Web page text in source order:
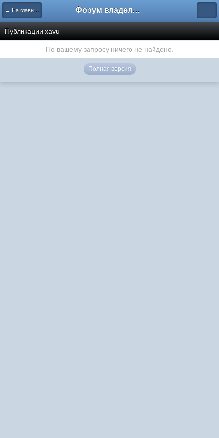
← На главную Форум владельцев интернет-магазинов
Публикации xavu
По вашему запросу ничего не найдено.
Полная версия